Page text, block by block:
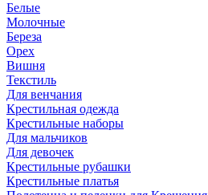
Белые
Молочные
Береза
Орех
Вишня
Текстиль
Для венчания
Крестильная одежда
Крестильные наборы
Для мальчиков
Для девочек
Крестильные рубашки
Крестильные платья